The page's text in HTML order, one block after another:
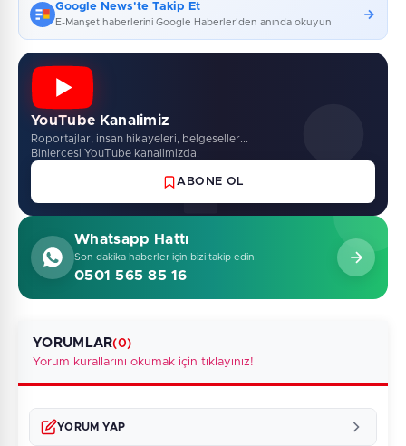
Google News'te Takip Et
E-Manşet haberlerini Google Haberler'den anında okuyun
YouTube Kanalimiz
Roportajlar, insan hikayeleri, belgeseller...
Binlercesi YouTube kanalimizda.
ABONE OL
Whatsapp Hattı
Son dakika haberler için bizi takip edin!
0501 565 85 16
YORUMLAR(0)
Yorum kurallarını okumak için tıklayınız!
YORUM YAP